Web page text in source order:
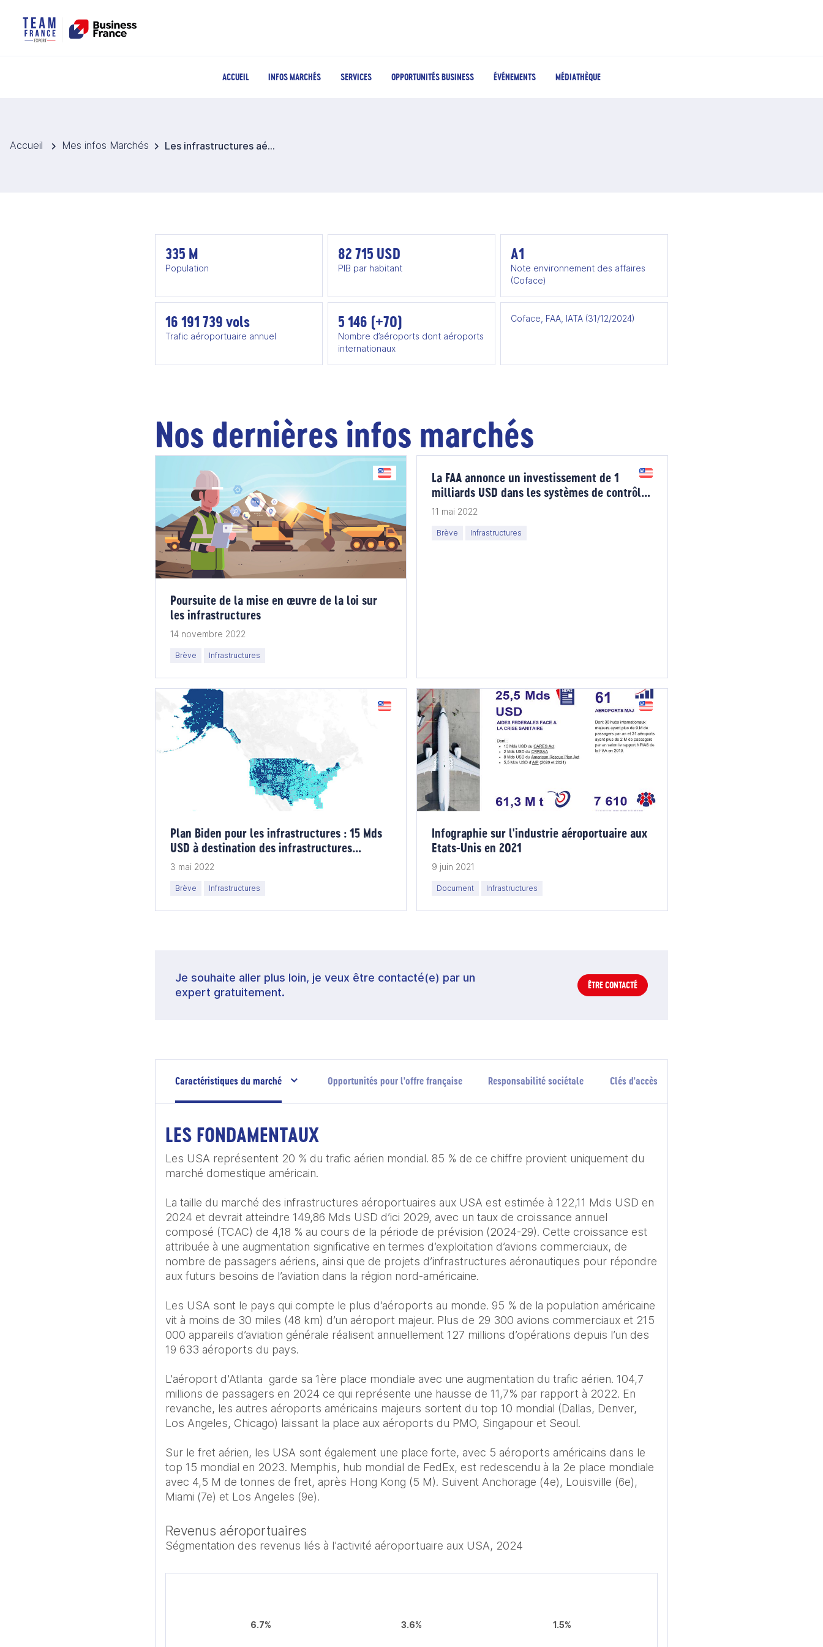
ACCUEIL INFOS MARCHÉS SERVICES OPPORTUNITÉS BUSINESS ÉVÉNEMENTS MÉDIATHÈQUE
Accueil Mes infos Marchés Les infrastructures aéroportuaires aux États-Unis
335 M
Population
82 715 USD
PIB par habitant
A1
Note environnement des affaires
(Coface)
16 191 739 vols
Trafic aéroportuaire annuel
5 146 (+70)
Nombre d’aéroports dont aéroports
internationaux
Coface, FAA, IATA (31/12/2024)
Nos dernières infos marchés
Poursuite de la mise en œuvre de la loi sur
les infrastructures
14 novembre 2022
Brève Infrastructures
La FAA annonce un investissement de 1
milliards USD dans les systèmes de contrôle
de la circulation aérienne
11 mai 2022
Brève Infrastructures
Plan Biden pour les infrastructures : 15 Mds
USD à destination des infrastructures
aéroportuaires
3 mai 2022
Brève Infrastructures
Infographie sur l'industrie aéroportuaire aux
Etats-Unis en 2021
9 juin 2021
Document Infrastructures
Je souhaite aller plus loin, je veux être contacté(e) par un
expert gratuitement.
ÊTRE CONTACTÉ
Caractéristiques du marché Opportunités pour l'offre française Responsabilité sociétale Clés d'accès
LES FONDAMENTAUX
Les USA représentent 20 % du trafic aérien mondial. 85 % de ce chiffre provient uniquement du
marché domestique américain.
La taille du marché des infrastructures aéroportuaires aux USA est estimée à 122,11 Mds USD en
2024 et devrait atteindre 149,86 Mds USD d’ici 2029, avec un taux de croissance annuel
composé (TCAC) de 4,18 % au cours de la période de prévision (2024-29). Cette croissance est
attribuée à une augmentation significative en termes d’exploitation d’avions commerciaux, de
nombre de passagers aériens, ainsi que de projets d’infrastructures aéronautiques pour répondre
aux futurs besoins de l’aviation dans la région nord-américaine.
Les USA sont le pays qui compte le plus d’aéroports au monde. 95 % de la population américaine
vit à moins de 30 miles (48 km) d’un aéroport majeur. Plus de 29 300 avions commerciaux et 215
000 appareils d’aviation générale réalisent annuellement 127 millions d’opérations depuis l’un des
19 633 aéroports du pays.​
L'aéroport d'Atlanta  garde sa 1ère place mondiale avec une augmentation du trafic aérien. 104,7
millions de passagers en 2024 ce qui représente une hausse de 11,7% par rapport à 2022. En
revanche, les autres aéroports américains majeurs sortent du top 10 mondial (Dallas, Denver,
Los Angeles, Chicago) laissant la place aux aéroports du PMO, Singapour et Seoul.
Sur le fret aérien, les USA sont également une place forte, avec 5 aéroports américains dans le
top 15 mondial en 2023. Memphis, hub mondial de FedEx, est redescendu à la 2e place mondiale
avec 4,5 M de tonnes de fret, après Hong Kong (5 M).​ Suivent Anchorage (4e), Louisville (6e),
Revenus aéroportuaires
Ségmentation des revenus liés à l'activité aéroportuaire aux USA, 2024
6.7% 3.6% 1.5%